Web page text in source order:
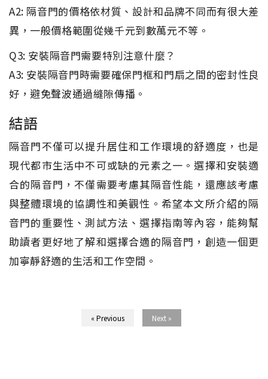
A2: 隔音門的價格依材質、設計和品牌不同而有很大差
異，一般價格範圍從幾千元到數萬元不等。
Q3: 安裝隔音門需要特別注意什麼？
A3: 安裝隔音門時需要確保門框和門扇之間的密封性良
好，避免聲波通過縫隙傳播。
結語
隔音門不僅可以提升居住和工作環境的舒適度，也是
現代都市生活中不可或缺的元素之一。選擇和安裝適
合的隔音門，不僅需要考慮其隔音性能，還應該考慮
與整體環境的協調性和美觀性。希望本文所介紹的隔
音門的重要性、測試方法、選擇指南等內容，能夠幫
助讀者更好地了解和選擇合適的隔音門，創造一個更
加寧靜舒適的生活和工作空間。
« Previous Next »